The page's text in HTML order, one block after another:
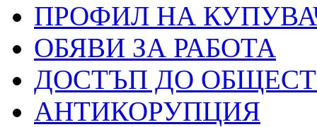
ПРОФИЛ НА
ОБЯВИ ЗА РАБОТА
ДОСТЪП ДО
АНТИКОРУПЦИЯ